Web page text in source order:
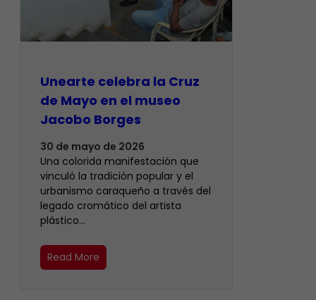
Unearte celebra la Cruz
de Mayo en el museo
Jacobo Borges
30 de mayo de 2026
Una colorida manifestación que
vinculó la tradición popular y el
urbanismo caraqueño a través del
legado cromático del artista
plástico…
Read More